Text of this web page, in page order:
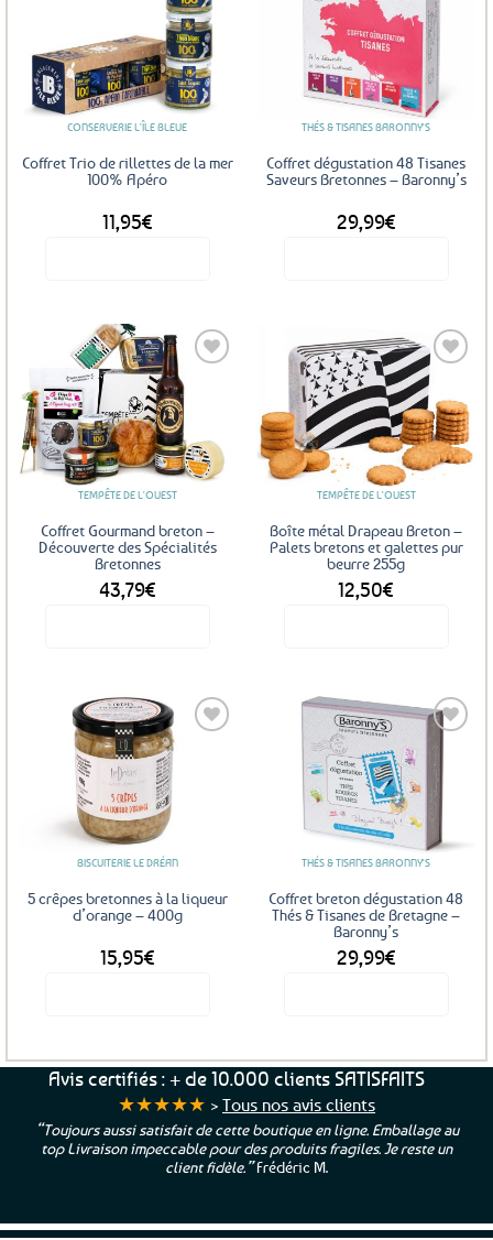
Ajouter
aux
favoris
CONSERVERIE L'ÎLE BLEUE
Coffret Trio de rillettes de la mer
100% Apéro
11,95€
Ajouter
favoris
THÉS & TISANES BARONNY'S
Coffret dégustation 48 Tisanes
Saveurs Bretonnes – Baronny’s
29,99€
favoris
TEMPÊTE DE L'OUEST
Coffret Gourmand breton –
Découverte des Spécialités
Bretonnes
43,79€
Ajouter
aux
favoris
TEMPÊTE DE L'OUEST
Boîte métal Drapeau Breton –
Palets bretons et galettes pur
beurre 255g
12,50€
BISCUITERIE LE DRÉAN
5 crêpes bretonnes à la liqueur
d’orange – 400g
15,95€
aux
favoris
THÉS & TISANES BARONNY'S
Coffret breton dégustation 48
Thés & Tisanes de Bretagne –
Baronny’s
29,99€
Avis certifiés : + de 10.000 clients SATISFAITS
★★★★★ > Tous nos avis clients
“Toujours aussi satisfait de cette boutique en ligne. Emballage au
top Livraison impeccable pour des produits fragiles. Je reste un
client fidèle.”Frédéric M.